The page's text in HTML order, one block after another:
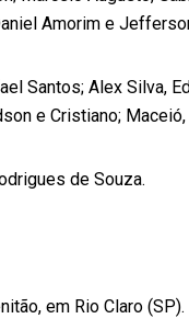
Amorim e
Santos; Alex Silva,
e Cristiano;
de Souza.
em Rio Claro (SP).